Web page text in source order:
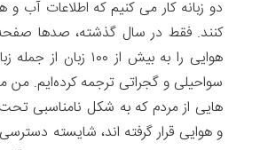
دو زبانه کار می کنیم که اطلاعات آب و
کنند. فقط در سال گذشته، صدها
هوایی را به بیش از ۱۰۰
سواحیلی و گجراتی ترجمه کرده‌ایم. من
هایی از مردم که به شکل نامناسبی تحت
و هوایی قرار گرفته اند، شایسته دسترسی